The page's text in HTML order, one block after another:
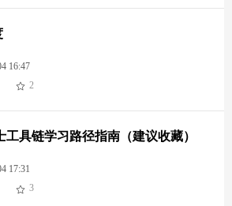
16:47
2
工具链学习路径指南（建议收藏）
17:31
3